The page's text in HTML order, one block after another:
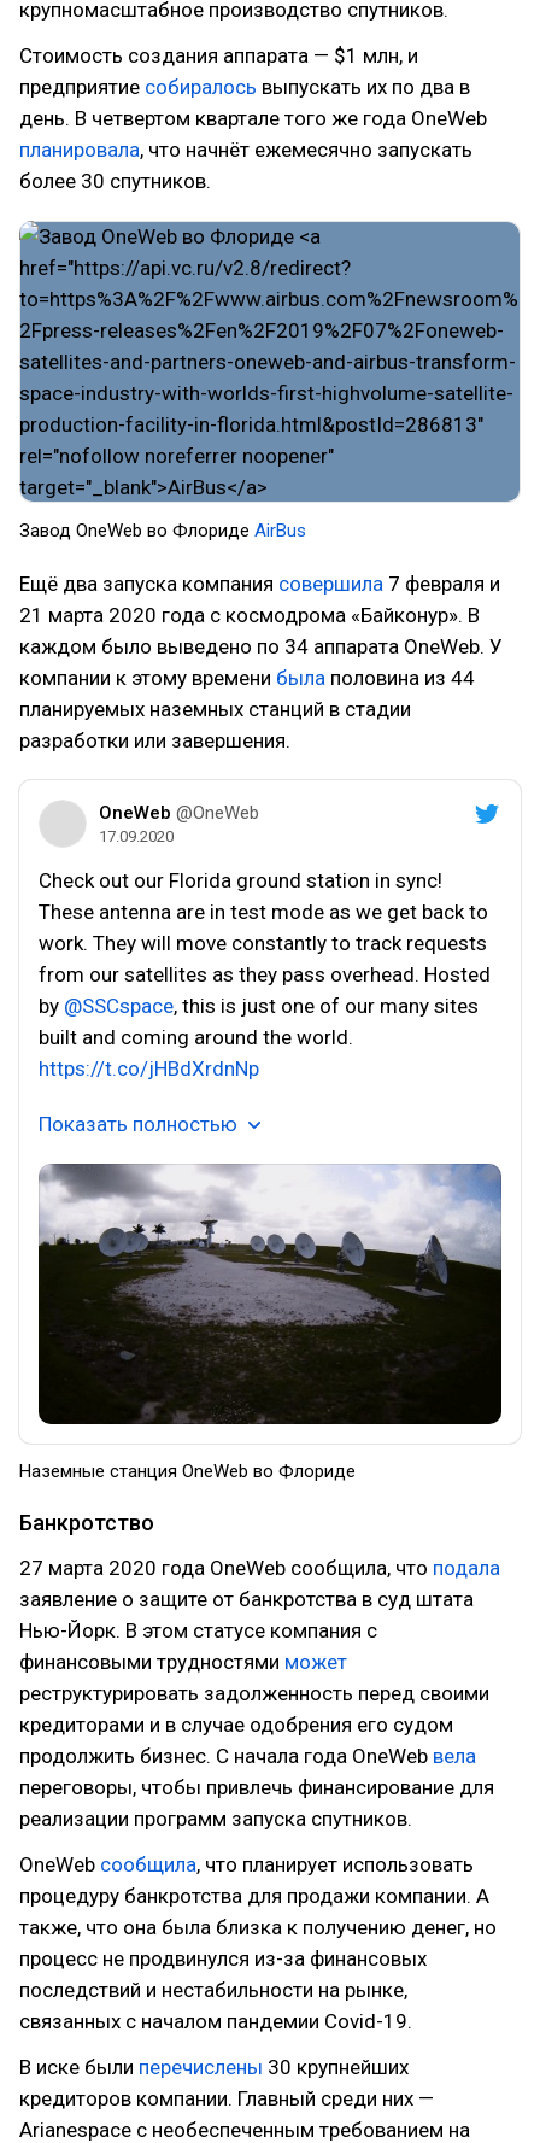
крупномасштабное производство спутников.
Стоимость создания аппарата — $1 млн, и
предприятие собиралось выпускать их по два в
день. В четвертом квартале того же года OneWeb
планировала, что начнёт ежемесячно запускать
более 30 спутников.
Завод OneWeb во Флориде AirBus
Ещё два запуска компания совершила 7 февраля и
21 марта 2020 года с космодрома «Байконур». В
каждом было выведено по 34 аппарата OneWeb. У
компании к этому времени была половина из 44
планируемых наземных станций в стадии
разработки или завершения.
OneWeb @OneWeb
17.09.2020
Check out our Florida ground station in sync!
These antenna are in test mode as we get back to
work. They will move constantly to track requests
from our satellites as they pass overhead. Hosted
by @SSCspace, this is just one of our many sites
built and coming around the world.
https://t.co/jHBdXrdnNp
Показать полностью
Наземные станция OneWeb во Флориде
Банкротство
27 марта 2020 года OneWeb сообщила, что подала
заявление о защите от банкротства в суд штата
Нью-Йорк. В этом статусе компания с
финансовыми трудностями может
реструктурировать задолженность перед своими
кредиторами и в случае одобрения его судом
продолжить бизнес. С начала года OneWeb вела
переговоры, чтобы привлечь финансирование для
реализации программ запуска спутников.
OneWeb сообщила, что планирует использовать
процедуру банкротства для продажи компании. А
также, что она была близка к получению денег, но
процесс не продвинулся из-за финансовых
последствий и нестабильности на рынке,
связанных с началом пандемии Covid-19.
В иске были перечислены 30 крупнейших
кредиторов компании. Главный среди них —
Arianespace с необеспеченным требованием на